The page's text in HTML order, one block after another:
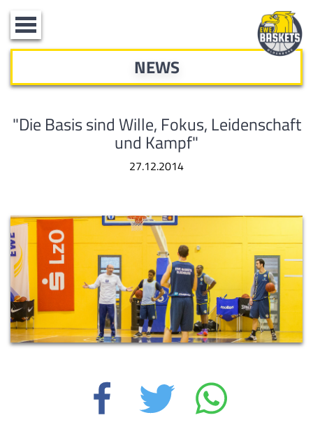
Toggle
navigation
NEWS
"Die Basis sind Wille, Fokus, Leidenschaft
und Kampf"
27.12.2014